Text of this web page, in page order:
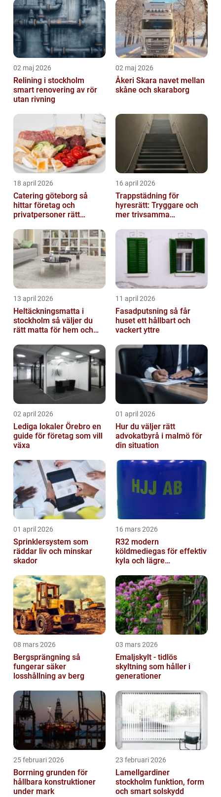
02 maj 2026
Relining i stockholm
smart renovering av rör
utan rivning
02 maj 2026
Åkeri Skara navet mellan
skåne och skaraborg
18 april 2026
Catering göteborg så
hittar företag och
privatpersoner rätt
16 april 2026
Trappstädning för
hyresrätt: Tryggare och
mer trivsamma
13 april 2026
Heltäckningsmatta i
stockholm så väljer du
rätt matta för hem och
11 april 2026
Fasadputsning så får
huset ett hållbart och
vackert yttre
02 april 2026
Lediga lokaler Örebro en
guide för företag som vill
växa
01 april 2026
Hur du väljer rätt
advokatbyrå i malmö för
din situation
01 april 2026
Sprinklersystem som
räddar liv och minskar
skador
16 mars 2026
R32 modern
köldmediegas för effektiv
kyla och lägre
08 mars 2026
Bergsprängning så
fungerar säker
losshållning av berg
03 mars 2026
Emaljskylt - tidlös
skyltning som håller i
generationer
25 februari 2026
Borrning grunden för
hållbara konstruktioner
under mark
23 februari 2026
Lamellgardiner
stockholm funktion, form
och smart solskydd